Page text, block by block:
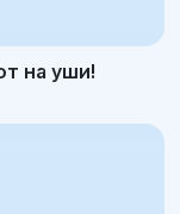
на уши!